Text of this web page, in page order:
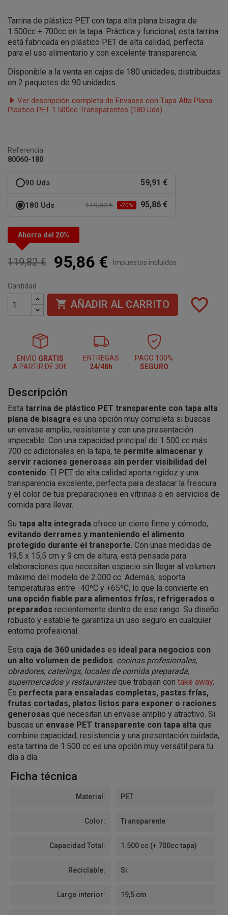
Tarrina de plástico PET con tapa alta plana bisagra de
1.500cc + 700cc en la tapa. Práctica y funcional, esta tarrina
está fabricada en plástico PET de alta calidad, perfecta
para el uso alimentario y con excelente transparencia.
Disponible a la venta en cajas de 180 unidades, distribuidas
en 2 paquetes de 90 unidades.
Ver descripción completa de Envases con Tapa Alta Plana
Plástico PET 1.500cc Transparentes (180 Uds)
Referencia
80060-180
90 Uds 59,91 €
180 Uds 119,82 € -20% 95,86 €
Ahorro del 20%
119,82 € 95,86 € Impuestos incluidos
Cantidad
 AÑADIR AL CARRITO favorite_border
ENVÍO GRATIS
A PARTIR DE 30€
ENTREGAS
24/48h
PAGO 100%
SEGURO
Descripción
Esta tarrina de plástico PET transparente con tapa alta
plana de bisagra es una opción muy completa si buscas
un envase amplio, resistente y con una presentación
impecable. Con una capacidad principal de 1.500 cc más
700 cc adicionales en la tapa, te permite almacenar y
servir raciones generosas sin perder visibilidad del
contenido. El PET de alta calidad aporta rigidez y una
transparencia excelente, perfecta para destacar la frescura
y el color de tus preparaciones en vitrinas o en servicios de
comida para llevar.
Su tapa alta integrada ofrece un cierre firme y cómodo,
evitando derrames y manteniendo el alimento
protegido durante el transporte. Con unas medidas de
19,5 x 15,5 cm y 9 cm de altura, está pensada para
elaboraciones que necesitan espacio sin llegar al volumen
máximo del modelo de 2.000 cc. Además, soporta
temperaturas entre -40ºC y +65ºC, lo que la convierte en
una opción fiable para alimentos fríos, refrigerados o
preparados recientemente dentro de ese rango. Su diseño
robusto y estable te garantiza un uso seguro en cualquier
entorno profesional.
Esta caja de 360 unidades es ideal para negocios con
un alto volumen de pedidos: cocinas profesionales,
obradores, caterings, locales de comida preparada,
supermercados y restaurantesque trabajan con take away.
Es perfecta para ensaladas completas, pastas frías,
frutas cortadas, platos listos para exponer o raciones
generosas que necesitan un envase amplio y atractivo. Si
buscas un envase PET transparente con tapa alta que
combine capacidad, resistencia y una presentación cuidada,
esta tarrina de 1.500 cc es una opción muy versátil para tu
día a día.
Ficha técnica
Material: PET
Color: Transparente
Capacidad Total: 1.500 cc (+ 700cc tapa)
Reciclable: Si
Largo interior: 19,5 cm